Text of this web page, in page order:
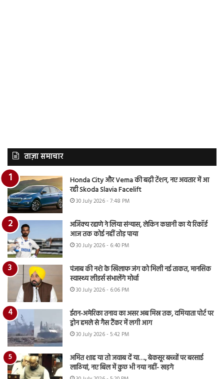
ताज़ा समाचार
Honda City और Verna की बढ़ी टेंशन, नए अवतार में आ
रही Skoda Slavia Facelift
30 July 2026 - 7:48 PM
अजिंक्य रहाणे ने लिया संन्यास, लेकिन कप्तानी का ये रिकॉर्ड
आज तक कोई नहीं तोड़ पाया
30 July 2026 - 6:40 PM
पंजाब की नशे के खिलाफ जंग को मिली नई ताकत, मानसिक
स्वास्थ्य लीडर्स संभालेंगे मोर्चा
30 July 2026 - 6:06 PM
ईरान-अमेरिका तनाव का असर अब मिस्र तक, दमियाता पोर्ट पर
ड्रोन हमले से गैस टैंकर में लगी आग
30 July 2026 - 5:42 PM
अमित शाह या तो जवाब दें या…., बेकसूर बच्चों पर बरसाई
लाठियां, नए बिल में कुछ भी नया नहीं- खड़गे